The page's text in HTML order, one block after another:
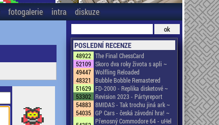
fotogalerie intra diskuze
POSLEDNÍ RECENZE
48922 The Final ChessCard
52109 Skoro dva roky života s apli ~
49447 Wolfling Reloaded
48321
Bubble Bobble Remastered
51629 FD-2000 - Replika disketové ~
53302 Revision 2023 - Pártyreport
54883 8MIDAS - Tak trochu jiná ark ~
54035 GP Cars - česká závodní hra! ~
Přenosný Commodore 64 - uHel